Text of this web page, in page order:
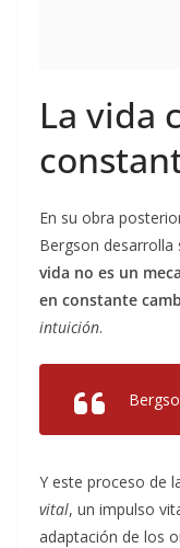
La vida
En su obra
Bergson
vida no es un
en constante
intuición.
Y este proceso de
vital, un impulso
adaptación de los